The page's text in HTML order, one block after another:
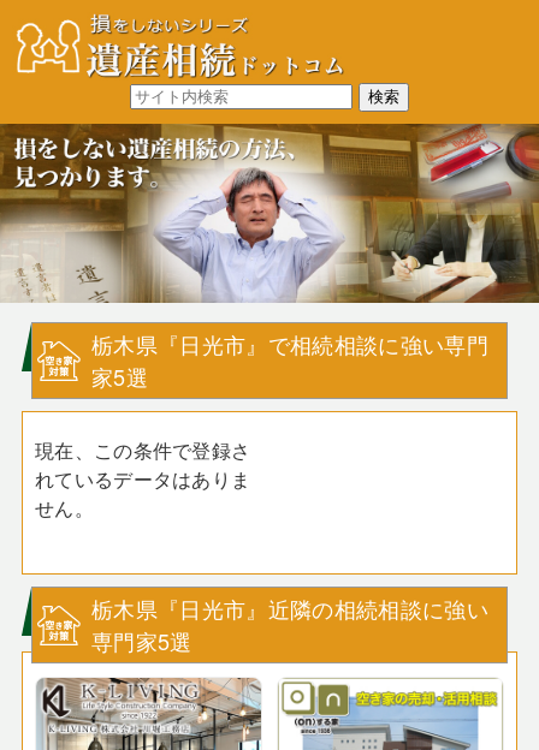
栃木県『日光市』で相続相談に強い専門
家5選
現在、この条件で登録さ
れているデータはありま
せん。
栃木県『日光市』近隣の相続相談に強い
専門家5選